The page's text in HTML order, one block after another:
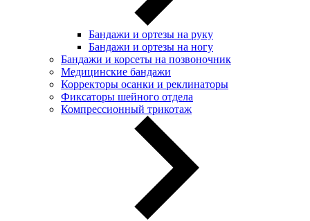
Бандажи и ортезы на руку
Бандажи и ортезы на ногу
Бандажи и корсеты на позвоночник
Медицинские бандажи
Корректоры осанки и реклинаторы
Фиксаторы шейного отдела
Компрессионный трикотаж